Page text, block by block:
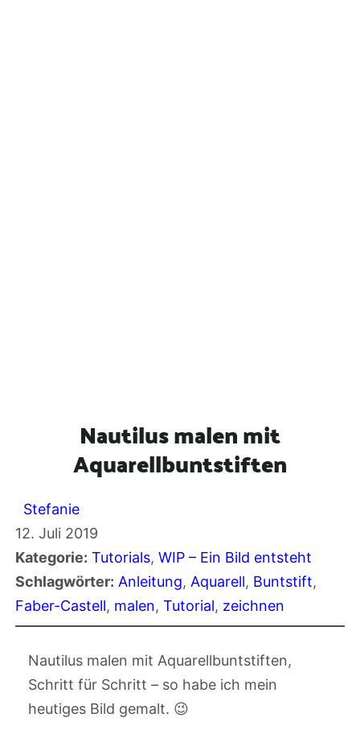
Nautilus malen mit
Aquarellbuntstiften
Stefanie
12. Juli 2019
Kategorie: Tutorials, WIP – Ein Bild entsteht
Schlagwörter: Anleitung, Aquarell, Buntstift
Faber-Castell, malen, Tutorial, zeichnen
Nautilus malen mit Aquarellbuntstiften,
Schritt für Schritt – so habe ich mein
heutiges Bild gemalt. 😉